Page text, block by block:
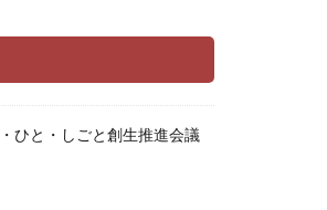
ひと・しごと創生推進会議